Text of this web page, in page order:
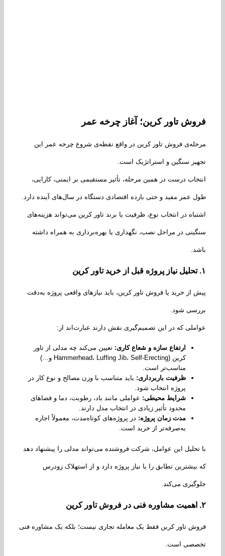
تاور کرین؛ آغاز چرخه عمر
فروش تاور کرین در واقع نقطه‌ی شروع چرخه عمر این
سنگین و استراتژیک است.
درست در همین مرحله، تأثیر مستقیمی بر ایمنی، کارایی،
عمر مفید و حتی بازده اقتصادی دستگاه در سال‌های آینده دارد.
در انتخاب نوع، ظرفیت یا برند تاور کرین می‌تواند هزینه‌های
در مراحل نصب، نگهداری یا بهره‌برداری به همراه داشته
تحلیل نیاز پروژه قبل از خرید تاور کرین
از خرید یا فروش تاور کرین، باید نیازهای واقعی پروژه به‌دقت
شود.
که در این تصمیم‌گیری نقش دارند عبارت‌اند از:
ارتفاع سازه و شعاع کاری:تعیین می‌کند چه مدلی از تاور
کرین (Hammerhead، Luffing Jib، Self-Erecting و…)
مناسب‌تر است.
ظرفیت باربرداری :باید متناسب با وزن مصالح و نوع کار در
پروژه انتخاب شود.
شرایط محیطی:عواملی مانند باد، رطوبت، دما و فضاهای
محدود تأثیر زیادی در انتخاب مدل دارند.
مدت زمان پروژه:در پروژه‌های کوتاه‌مدت، معمولاً اجاره
به‌صرفه‌تر از خرید است.
تحلیل این عوامل، شرکت فروشنده می‌تواند مدلی را پیشنهاد دهد
تطابق را با نیاز پروژه دارد و از استهلاک زودرس
می‌کند.
اهمیت مشاوره فنی در فروش تاور کرین
تاور کرین فقط یک معامله تجاری نیست؛ بلکه یک مشاوره فنی
است.